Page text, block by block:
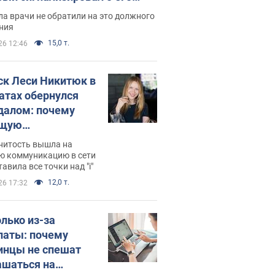
раке
врачи не обратили на это должного
12:46 15,0 т.
Леси Никитюк в
обернулся
почему
вышла на
коммуникацию в сети
все точки над "i"
17:32 12,0 т.
из-за
почему
не спешат
на